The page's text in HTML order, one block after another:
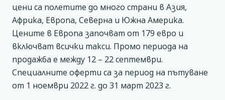
цени са полетите до много страни в Азия,
Африка, Европа, Северна и Южна Америка.
Цените в Европа започват от 179 евро и
включват всички такси. Промо периода на
продажба е между 12 – 22 септември.
Специалните оферти са за период на пътуване
от 1 ноември 2022 г. до 31 март 2023 г.